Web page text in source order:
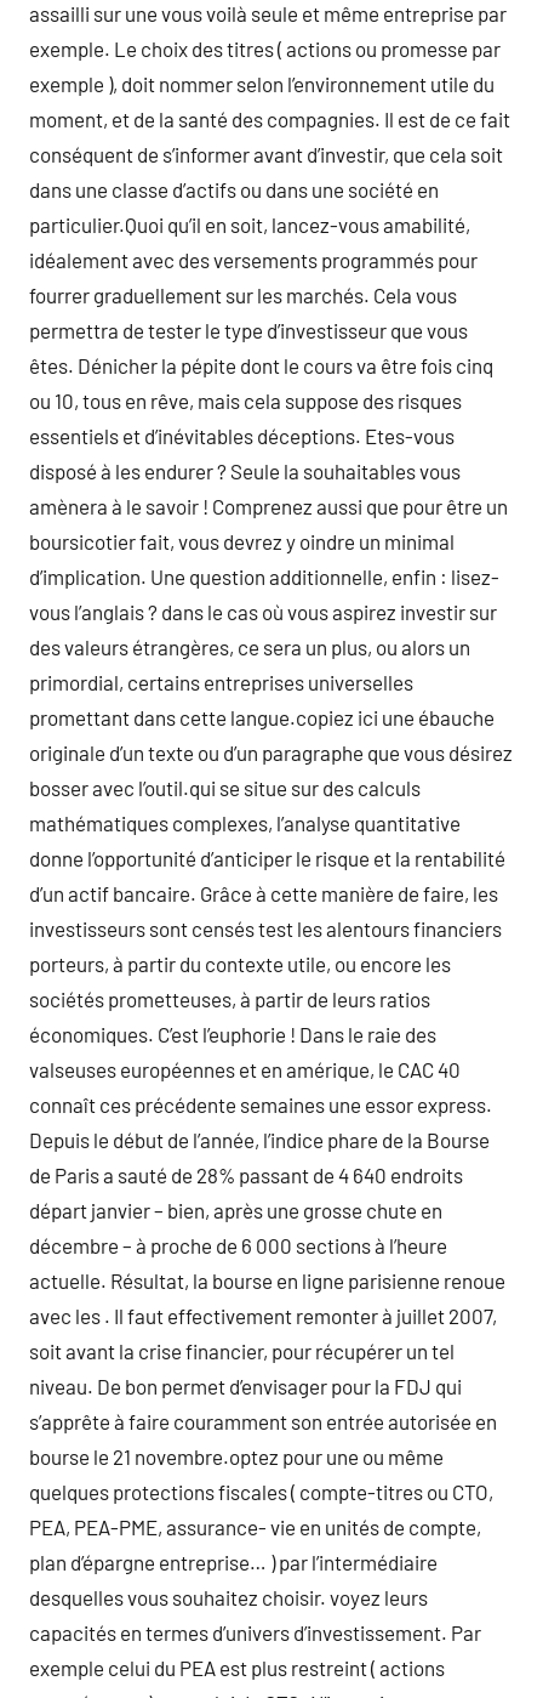
assailli sur une vous voilà seule et même entreprise par
exemple. Le choix des titres ( actions ou promesse par
exemple ), doit nommer selon l’environnement utile du
moment, et de la santé des compagnies. Il est de ce fait
conséquent de s’informer avant d’investir, que cela soit
dans une classe d’actifs ou dans une société en
particulier.Quoi qu’il en soit, lancez-vous amabilité,
idéalement avec des versements programmés pour
fourrer graduellement sur les marchés. Cela vous
permettra de tester le type d’investisseur que vous
êtes. Dénicher la pépite dont le cours va être fois cinq
ou 10, tous en rêve, mais cela suppose des risques
essentiels et d’inévitables déceptions. Etes-vous
disposé à les endurer ? Seule la souhaitables vous
amènera à le savoir ! Comprenez aussi que pour être un
boursicotier fait, vous devrez y oindre un minimal
d’implication. Une question additionnelle, enfin : lisez-
vous l’anglais ? dans le cas où vous aspirez investir sur
des valeurs étrangères, ce sera un plus, ou alors un
primordial, certains entreprises universelles
promettant dans cette langue.copiez ici une ébauche
originale d’un texte ou d’un paragraphe que vous désirez
bosser avec l’outil.qui se situe sur des calculs
mathématiques complexes, l’analyse quantitative
donne l’opportunité d’anticiper le risque et la rentabilité
d’un actif bancaire. Grâce à cette manière de faire, les
investisseurs sont censés test les alentours financiers
porteurs, à partir du contexte utile, ou encore les
sociétés prometteuses, à partir de leurs ratios
économiques. C’est l’euphorie ! Dans le raie des
valseuses européennes et en amérique, le CAC 40
connaît ces précédente semaines une essor express.
Depuis le début de l’année, l’indice phare de la Bourse
de Paris a sauté de 28% passant de 4 640 endroits
départ janvier – bien, après une grosse chute en
décembre – à proche de 6 000 sections à l’heure
actuelle. Résultat, la bourse en ligne parisienne renoue
avec les . Il faut effectivement remonter à juillet 2007,
soit avant la crise financier, pour récupérer un tel
niveau. De bon permet d’envisager pour la FDJ qui
s’apprête à faire couramment son entrée autorisée en
bourse le 21 novembre.optez pour une ou même
quelques protections fiscales ( compte-titres ou CTO,
PEA, PEA-PME, assurance- vie en unités de compte,
plan d’épargne entreprise… ) par l’intermédiaire
desquelles vous souhaitez choisir. voyez leurs
capacités en termes d’univers d’investissement. Par
exemple celui du PEA est plus restreint ( actions